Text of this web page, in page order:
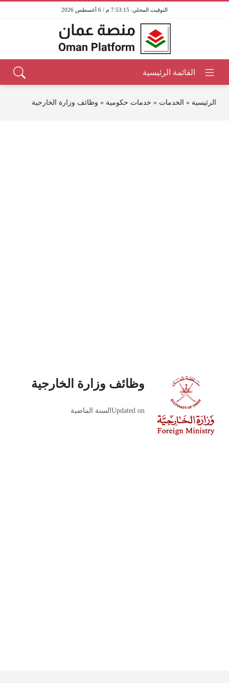
7:53:15 م / 6 أغسطس 2026
الرئيسية » الخدمات » خدمات حكومية » وظائف وزارة الخارجية
وظائف وزارة الخارجية
Updated on السنة الماضية